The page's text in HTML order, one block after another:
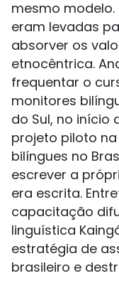
mesmo modelo.
eram levadas
absorver os
etnocêntrica.
frequentar o
monitores
do Sul, no início
projeto piloto
bilíngues no
escrever a
era escrita.
capacitação
linguística
estratégia de
brasileiro e